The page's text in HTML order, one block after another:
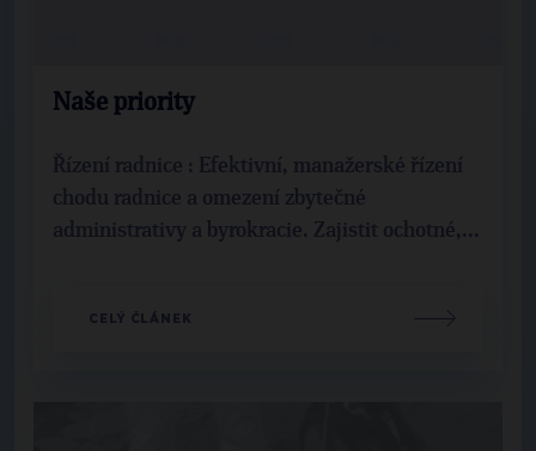
Naše priority
Řízení radnice : Efektivní, manažerské řízení
chodu radnice a omezení zbytečné
administrativy a byrokracie. Zajistit ochotné,...
CELÝ ČLÁNEK